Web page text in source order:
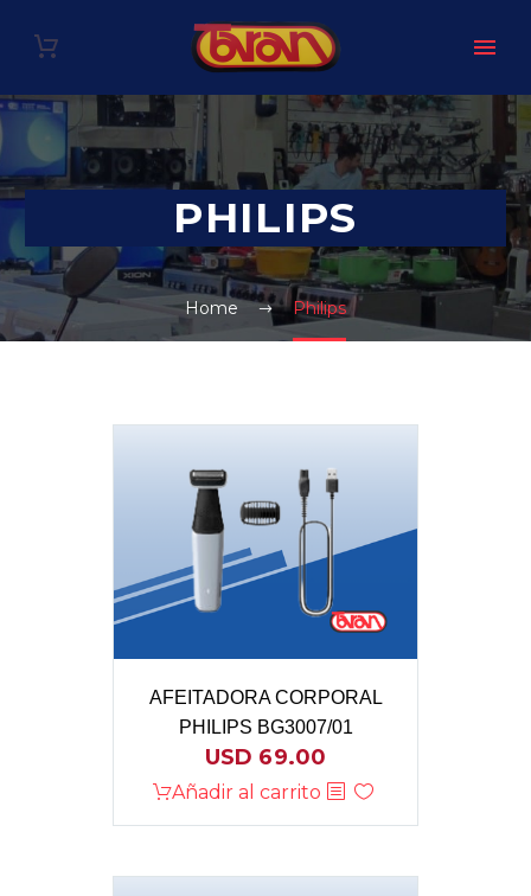
PHILIPS
Home Philips
AFEITADORA CORPORAL
PHILIPS BG3007/01
USD 69.00
Añadir al carrito